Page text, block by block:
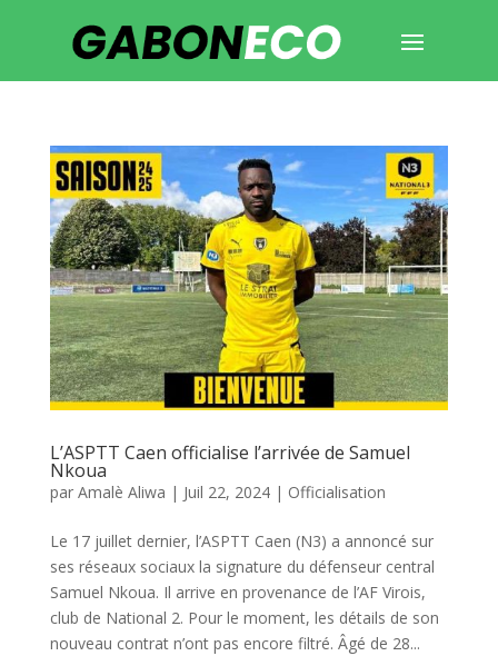
L’ASPTT Caen officialise l’arrivée de Samuel
Nkoua
par Amalè Aliwa | Juil 22, 2024| Officialisation
Le 17 juillet dernier, l’ASPTT Caen (N3) a annoncé sur
ses réseaux sociaux la signature du défenseur central
Samuel Nkoua. Il arrive en provenance de l’AF Virois,
club de National 2. Pour le moment, les détails de son
nouveau contrat n’ont pas encore filtré. Âgé de 28...